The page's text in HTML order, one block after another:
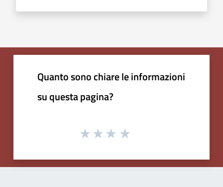
Quanto sono chiare le informazioni
su questa pagina?